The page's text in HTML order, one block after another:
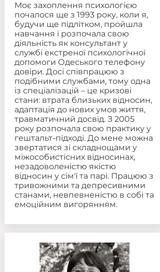
Моє захоплення психологією
почалося ще з 1993 року, коли я,
будучи ще підлітком, пройшла
навчання і розпочала свою
діяльність як консультант у
службі екстреної психологічної
допомоги Одеського телефону
довіри. Досі співпрацюю з
подібними службами, тому одна
із спеціалізацій – це кризові
стани: втрата близьких відносин,
адаптація до нових умов життя,
травматичний досвід. З 2005
року розпочала свою практику у
гештальт-підході. До мене можна
звертатися зі складнощами у
міжособистісних відносинах,
незадоволеністю якістю
відносин у сім'ї та парі. Працюю з
тривожними та депресивними
станами, невпевненістю в собі та
емоційним вигорянням.